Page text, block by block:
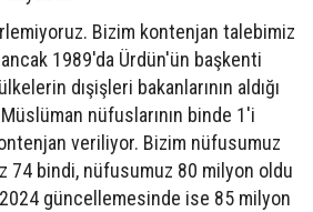
Bizim kontenjan talebimiz
1989'da Ürdün'ün başkenti
dışişleri bakanlarının aldığı
nüfuslarının binde 1'i
veriliyor. Bizim nüfusumuz
74 bindi, nüfusumuz 80 milyon oldu
2024 güncellemesinde ise 85 milyon